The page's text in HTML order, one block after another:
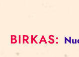
BIRKAS: